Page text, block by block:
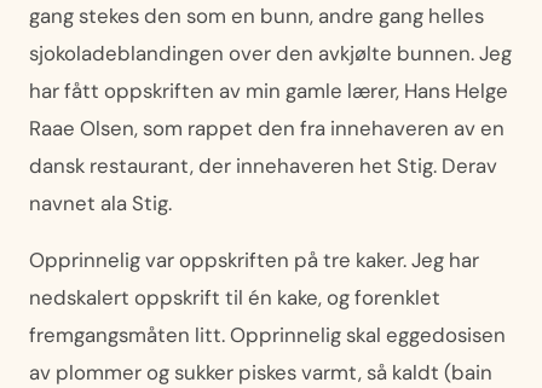
gang stekes den som en bunn, andre gang helles
sjokoladeblandingen over den avkjølte bunnen. Jeg
har fått oppskriften av min gamle lærer, Hans Helge
Raae Olsen, som rappet den fra innehaveren av en
dansk restaurant, der innehaveren het Stig. Derav
navnet ala Stig.
Opprinnelig var oppskriften på tre kaker. Jeg har
nedskalert oppskrift til én kake, og forenklet
fremgangsmåten litt. Opprinnelig skal eggedosisen
av plommer og sukker piskes varmt, så kaldt (bain